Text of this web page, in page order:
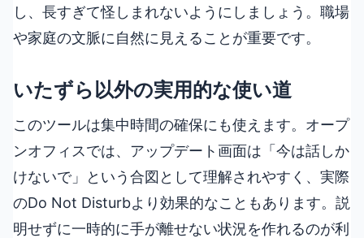
し、長すぎて怪しまれないようにしましょう。職場
や家庭の文脈に自然に見えることが重要です。
いたずら以外の実用的な使い道
このツールは集中時間の確保にも使えます。オープ
ンオフィスでは、アップデート画面は「今は話しか
けないで」という合図として理解されやすく、実際
のDo Not Disturbより効果的なこともあります。説
明せずに一時的に手が離せない状況を作れるのが利